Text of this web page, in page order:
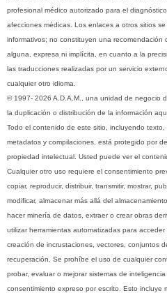
profesional médico autorizado para el
afecciones médicas. Los enlaces a otros sitios
informativos; no constituyen una recomendación
alguna, expresa ni implícita, en cuanto a la
las traducciones realizadas por un servicio
cualquier otro idioma.
© 1997- 2026 A.D.A.M., una unidad de negocio
la duplicación o distribución de la información
Todo el contenido de este sitio, incluyendo
metadatos y compilaciones, está protegido por
propiedad intelectual. Usted puede ver el
Cualquier otro uso requiere el consentimiento
copiar, reproducir, distribuir, transmitir, mostrar,
modificar, almacenar más allá del
hacer minería de datos, extraer o crear obras
utilizar herramientas automatizadas para
creación de incrustaciones, vectores, conjuntos
recuperación. Se prohíbe el uso de cualquier
probar, evaluar o mejorar sistemas de
consentimiento expreso por escrito. Esto incluye